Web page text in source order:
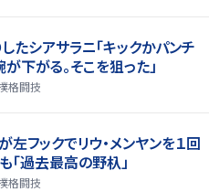
たシアサラニ「キックかパンチ
下がる。そこを狙った」
格闘技
左フックでリウ・メンヤンを１回
「過去最高の野杁」
格闘技